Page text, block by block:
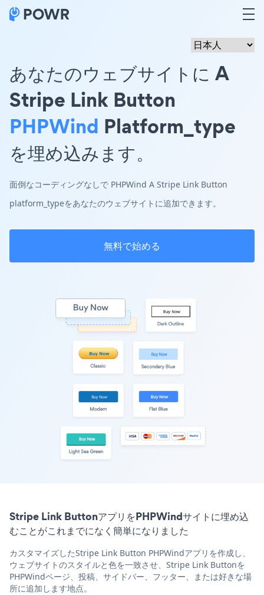
あなたのウェブサイトに A
Stripe Link Button
PHPWind Platform_type
を埋め込みます。
面倒なコーディングなしで PHPWind A Stripe Link Button
platform_typeをあなたのウェブサイトに追加できます。
無料で始める
Stripe Link ButtonアプリをPHPWindサイトに埋め込
むことがこれまでになく簡単になりました
カスタマイズしたStripe Link Button PHPWindアプリを作成し、
ウェブサイトのスタイルと色を一致させ、Stripe Link Buttonを
PHPWindページ、投稿、サイドバー、フッター、または好きな場
所に追加します地点。